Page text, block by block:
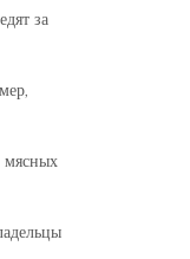
за
мясных